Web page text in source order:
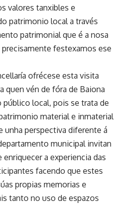
valores tanxibles e
patrimonio local a través
patrimonial que é a nosa
precisamente festexamos ese
ofrécese esta visita
quen vén de fóra de Baiona
público local, pois se trata de
material e inmaterial
unha perspectiva diferente á
municipal invitan
enriquecer a experiencia das
facendo que estes
propias memorias e
tanto no uso de espazos